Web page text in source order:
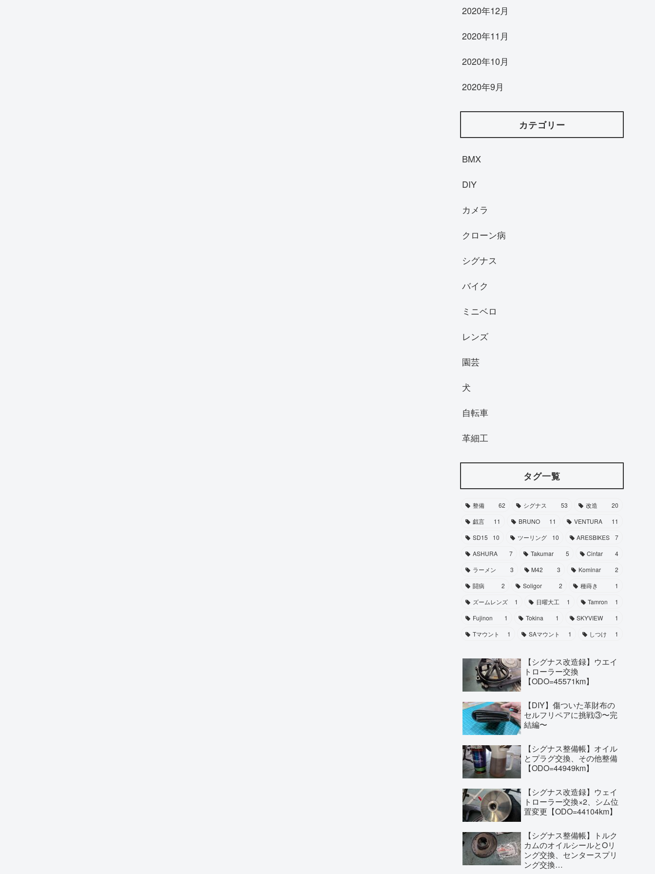
2020年12月
2020年11月
2020年10月
2020年9月
カテゴリー
BMX
DIY
カメラ
クローン病
シグナス
バイク
ミニベロ
レンズ
園芸
犬
自転車
革細工
タグ一覧
整備 62 シグナス 53 改造
20
戯言
11 BRUNO 11 VENTURA
11
SD15
10 ツーリング 10 ARESBIKES
7
ASHURA
7 Takumar 5 Cintar
4
ラーメン
3 M42 3 Kominar
2
闘病
2 Soligor 2 種蒔き
1
ズームレンズ
1 日曜大工 1 Tamron
1
Fujinon
1 Tokina 1 SKYVIEW
1
Tマウント
1 SAマウント 1 しつけ 1
【シグナス改造録】ウエイ
トローラー交換
【ODO=45571km】
【DIY】傷ついた革財布の
セルフリペアに挑戦③〜完
結編〜
【シグナス整備帳】オイル
とプラグ交換、その他整備
【ODO=44949km】
【シグナス改造録】ウェイ
トローラー交換×2、シム位
置変更【ODO=44104km】
【シグナス整備帳】トルク
カムのオイルシールとOリ
ング交換、センタースプリ
ング交換